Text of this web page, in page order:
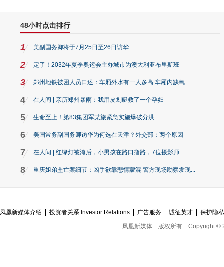
48小时点击排行
1 美副国务卿将于7月25日至26日访华
2 定了！2032年夏季奥运会主办城市为澳大利亚布里斯班
3 郑州地铁被困人员口述：车厢外水有一人多高 车厢内缺氧
4 在人间 | 亲历郑州暴雨：我用皮划艇救了一个孕妇
5 生命至上！第83集团军某旅紧急实施爆破分洪
6 美国常务副国务卿访华为何选在天津？外交部：两个原因
7 在人间 | 红绿灯被淹后，小男孩在路口指路，7位摄影师...
8 重庆姐弟坠亡案细节：凶手欲靠悲情蒙混 警方现场勘察发现...
凤凰新媒体介绍 投资者关系 Investor Relations 广告服务 诚征英才
保护隐
凤凰新媒体
版权所有 Copyright ©